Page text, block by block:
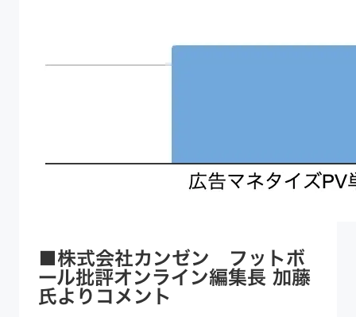
■株式会社カンゼン フットボ
ール批評オンライン編集長 加藤
氏よりコメント